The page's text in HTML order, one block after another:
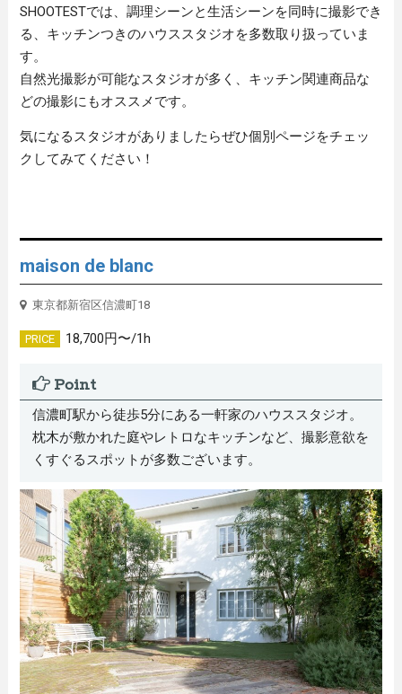
SHOOTESTでは、調理シーンと生活シーンを同時に撮影でき
る、キッチンつきのハウススタジオを多数取り扱っていま
す。
自然光撮影が可能なスタジオが多く、キッチン関連商品な
どの撮影にもオススメです。
気になるスタジオがありましたらぜひ個別ページをチェッ
クしてみてください！
maison de blanc
東京都新宿区信濃町18
PRICE 18,700円〜/1h
Point
信濃町駅から徒歩5分にある一軒家のハウススタジオ。
枕木が敷かれた庭やレトロなキッチンなど、撮影意欲を
くすぐるスポットが多数ございます。